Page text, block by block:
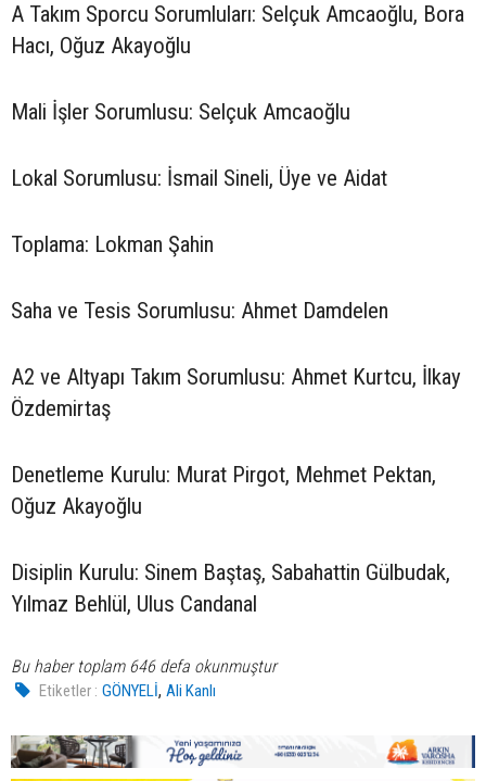
A Takım Sporcu Sorumluları: Selçuk Amcaoğlu, Bora
Hacı, Oğuz Akayoğlu
Mali İşler Sorumlusu: Selçuk Amcaoğlu
Lokal Sorumlusu: İsmail Sineli, Üye ve Aidat
Toplama: Lokman Şahin
Saha ve Tesis Sorumlusu: Ahmet Damdelen
A2 ve Altyapı Takım Sorumlusu: Ahmet Kurtcu, İlkay
Özdemirtaş
Denetleme Kurulu: Murat Pirgot, Mehmet Pektan,
Oğuz Akayoğlu
Disiplin Kurulu: Sinem Baştaş, Sabahattin Gülbudak,
Yılmaz Behlül, Ulus Candanal
Bu haber toplam 646 defa okunmuştur
Etiketler : GÖNYELİ,Ali Kanlı